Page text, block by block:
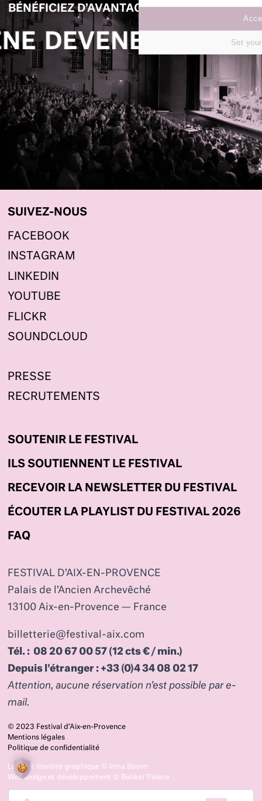
SUIVEZ-NOUS
FACEBOOK
INSTAGRAM
LINKEDIN
YOUTUBE
FLICKR
SOUNDCLOUD
PRESSE
RECRUTEMENTS
SOUTENIR LE FESTIVAL
ILS SOUTIENNENT LE FESTIVAL
RECEVOIR LA NEWSLETTER DU FESTIVAL
ÉCOUTER LA PLAYLIST DU FESTIVAL 2026
FAQ
FESTIVAL D’AIX-EN-PROVENCE
Palais de l’Ancien Archevêché
13100 Aix-en-Provence — France
billetterie@festival-aix.com
Tél. : 08 20 67 00 57 (12 cts € / min.)
Depuis l'étranger : +33 (0)4 34 08 02 17
Attention, aucune réservation n’est possible par e-
mail.
© 2023 Festival d’Aix-en-Provence
Mentions légales
Politique de confidentialité
Logo et identité graphique ©
Irma Boom
Webdesign et développement © Bunker Palace
BÉNÉFICIEZ D’AVANTAGES EXCLUSIFS ET
MÉCÈNE Set